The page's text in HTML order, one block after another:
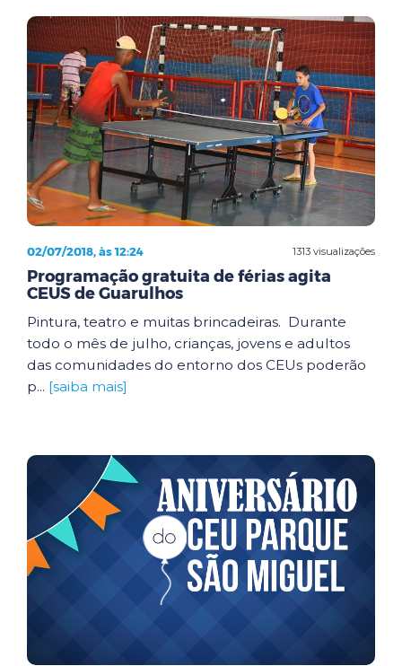
1313 visualizações
02/07/2018, às 12:24
Programação gratuita de férias agita
CEUS de Guarulhos
Pintura, teatro e muitas brincadeiras. Durante
todo o mês de julho, crianças, jovens e adultos
das comunidades do entorno dos CEUs poderão
p... [saiba mais]